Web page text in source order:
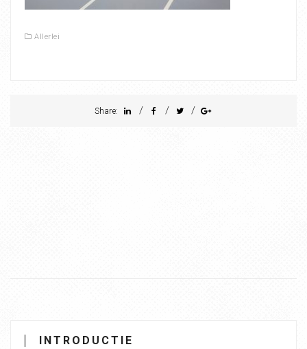
Allerlei
Share: / / /
INTRODUCTIE